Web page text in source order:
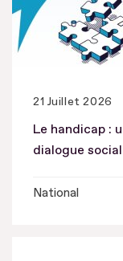
21 Juillet 2026
Le handicap :
dialogue social
National